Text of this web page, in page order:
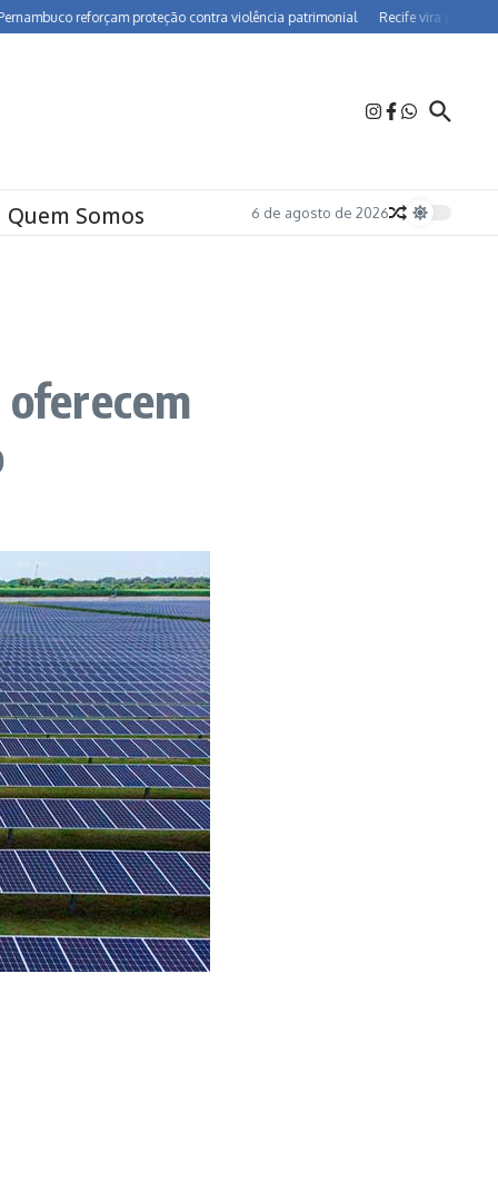
reforçam proteção contra violência patrimonial Recife vira polo de
Quem Somos 6 de agosto de 2026
oferecem